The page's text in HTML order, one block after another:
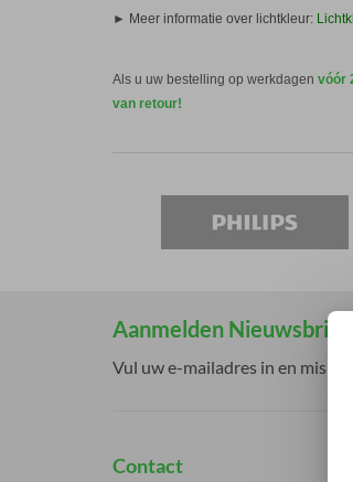
► Meer informatie over lichtkleur:
Als u uw bestelling op werkdagen vóór
van retour!
Aanmelden Nieuwsbrief
Vul uw e-mailadres in en mis
Contact